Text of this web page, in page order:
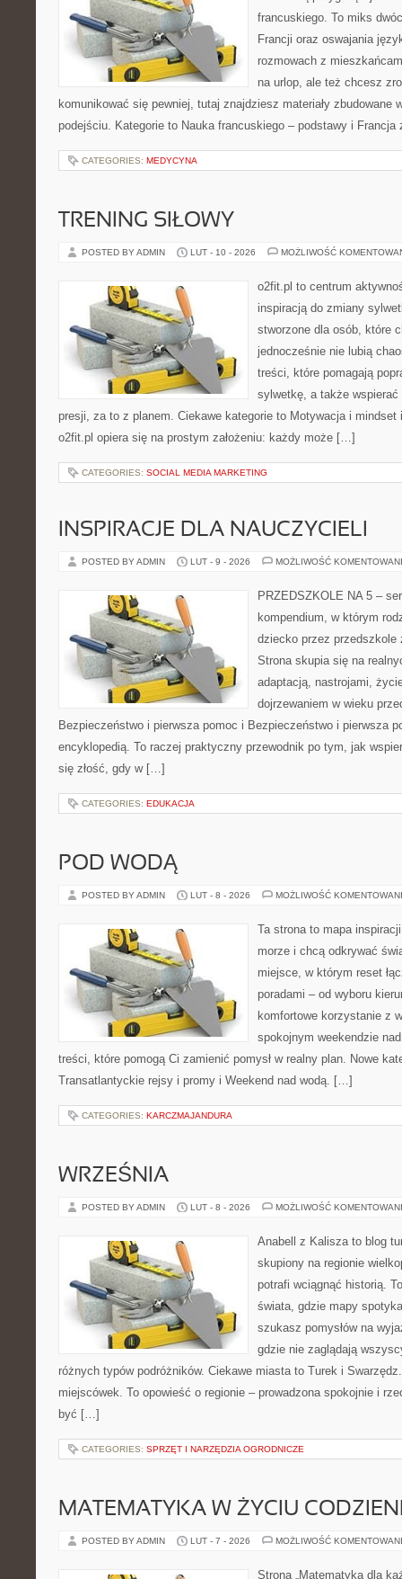
francuskiego. To miks
Francji oraz oswajania
rozmowach z
na urlop, ale też chcesz
komunikować się pewniej, tutaj znajdziesz materiały zbudowane
podejściu. Kategorie to Nauka francuskiego – podstawy i
CATEGORIES: MEDYCYNA
TRENING SIŁOWY
POSTED BY ADMIN LUT - 10 - 2026 MOŻLIWOŚĆ
o2fit.pl to centrum
inspiracją do zmiany
stworzone dla osób, które
jednocześnie nie lubią
treści, które pomagają
sylwetkę, a także
presji, za to z planem. Ciekawe kategorie to Motywacja i mindset
o2fit.pl opiera się na prostym założeniu: każdy może […]
CATEGORIES: SOCIAL MEDIA MARKETING
INSPIRACJE DLA NAUCZYCIELI
POSTED BY ADMIN LUT - 9 - 2026 MOŻLIWOŚĆ
PRZEDSZKOLE NA 5 –
kompendium, w którym
dziecko przez przedszkole
Strona skupia się na
adaptacją, nastrojami,
dojrzewaniem w wieku
Bezpieczeństwo i pierwsza pomoc i Bezpieczeństwo i pierwsza
encyklopedią. To raczej praktyczny przewodnik po tym, jak
się złość, gdy w […]
CATEGORIES: EDUKACJA
POD WODĄ
POSTED BY ADMIN LUT - 8 - 2026 MOŻLIWOŚĆ
Ta strona to mapa
morze i chcą odkrywać
miejsce, w którym reset
poradami – od wyboru
komfortowe korzystanie z
spokojnym weekendzie
treści, które pomogą Ci zamienić pomysł w realny plan. Nowe
Transatlantyckie rejsy i promy i Weekend nad wodą. […]
CATEGORIES: KARCZMAJANDURA
WRZEŚNIA
POSTED BY ADMIN LUT - 8 - 2026 MOŻLIWOŚĆ
Anabell z Kalisza to blog
skupiony na regionie
potrafi wciągnąć historią.
świata, gdzie mapy
szukasz pomysłów na
gdzie nie zaglądają
różnych typów podróżników. Ciekawe miasta to Turek i
miejscówek. To opowieść o regionie – prowadzona spokojnie i
być […]
CATEGORIES: SPRZĘT I NARZĘDZIA OGRODNICZE
MATEMATYKA W ŻYCIU
POSTED BY ADMIN LUT - 7 - 2026 MOŻLIWOŚĆ
Strona „Matematyka dla